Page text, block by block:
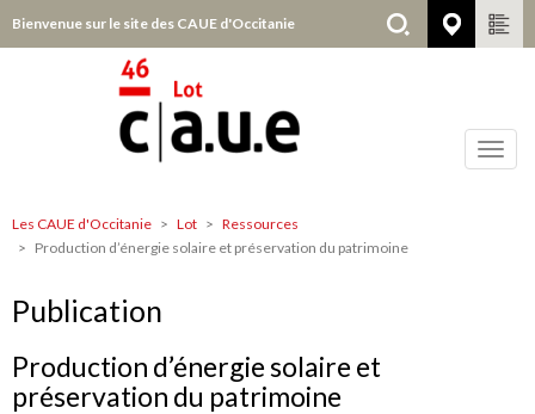
au
Bienvenue sur le site des CAUE d'Occitanie Lot
Lot
Les CAUE d'Occitanie Lot
Ressources
Production d’énergie solaire et préservation du patrimoine
Publication
Production d’énergie solaire et
préservation du patrimoine